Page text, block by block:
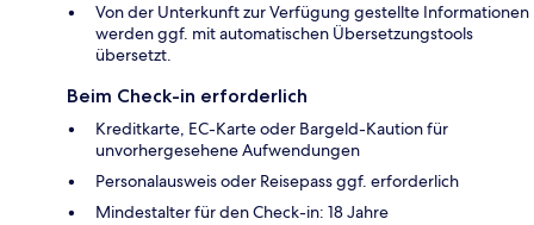
Von der Unterkunft zur Verfügung gestellte Informationen
werden ggf. mit automatischen Übersetzungstools
übersetzt.
Beim Check-in erforderlich
Kreditkarte, EC-Karte oder Bargeld-Kaution für
unvorhergesehene Aufwendungen
Personalausweis oder Reisepass ggf. erforderlich
Mindestalter für den Check-in: 18 Jahre